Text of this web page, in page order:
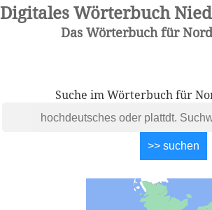
Digitales Wörterbuch
Das Wörterbuch für
Suche im Wörterbuch für